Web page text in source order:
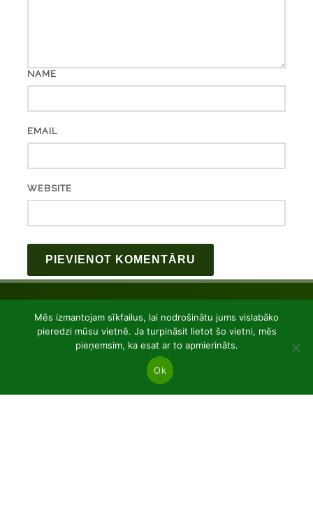
NAME
EMAIL
WEBSITE
Mēs izmantojam sīkfailus, lai nodrošinātu jums vislabāko
pieredzi mūsu vietnē. Ja turpināsit lietot šo vietni, mēs
pieņemsim, ka esat ar to apmierināts.
Ok